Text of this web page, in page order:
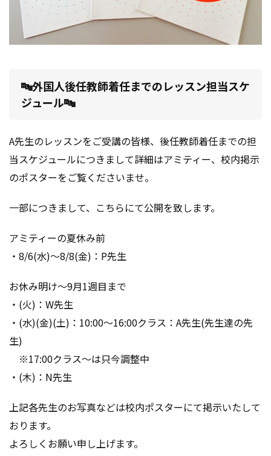
🔤外国人後任教師着任までのレッスン担当スケ
ジュール🔤
A先生のレッスンをご受講の皆様、後任教師着任までの担
当スケジュールにつきまして詳細はアミティー、校内掲示
のポスターをご覧くださいませ。
一部につきまして、こちらにて公開を致します。
アミティーの夏休み前
・8/6(水)～8/8(金)：P先生
お休み明け～9月1週目まで
・(火)：W先生
・(水)(金)(土)：10:00～16:00クラス：A先生(先生達の先
生)
※17:00クラス～は只今調整中
・(木)：N先生
上記各先生のお写真などは校内ポスターにて掲示いたして
おります。
よろしくお願い申し上げます。